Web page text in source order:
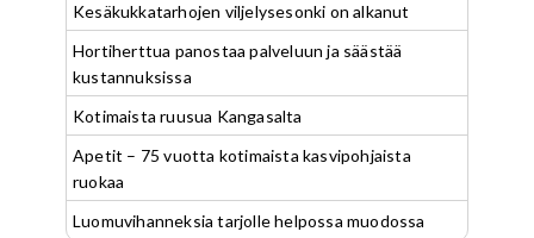
Kesäkukkatarhojen viljelysesonki on alkanut
Hortiherttua panostaa palveluun ja säästää
kustannuksissa
Kotimaista ruusua Kangasalta
Apetit – 75 vuotta kotimaista kasvipohjaista
ruokaa
Luomuvihanneksia tarjolle helpossa muodossa